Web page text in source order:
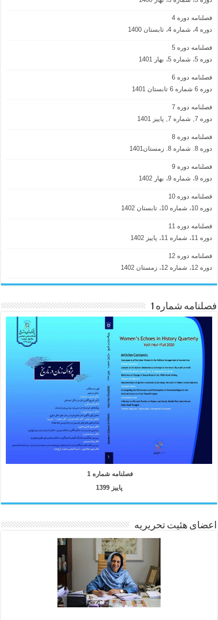
فصلنامه دوره 4
دوره 4، شماره 4، تابستان 1400
فصلنامه دوره 5
دوره 5، شماره 5، بهار 1401
فصلنامه دوره 6
دوره 6 شماره 6 تابستان 1401
فصلنامه دوره 7
دوره 7, شماره 7, پاییز 1401
فصلنامه دوره 8
دوره 8. شماره 8. زمستان1401
فصلنامه دوره 9
دوره 9، شماره 9، بهار 1402
فصلنامه دوره 10
دوره 10، شماره 10، تابستان 1402
فصلنامه دوره 11
دوره 11، شماره 11، پاییز 1402
فصلنامه دوره 12
دوره 12، شماره 12، زمستان 1402
فصلنامه شماره 1
فصلنامه شماره 1
پاییز 1399
اعضای هئیت تحریریه